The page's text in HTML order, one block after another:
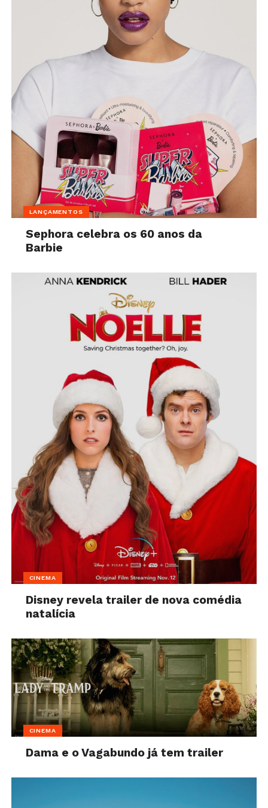
LANÇAMENTOS
Sephora celebra os 60 anos da
Barbie
CINEMA
Disney revela trailer de nova comédia
natalícia
CINEMA
Dama e o Vagabundo já tem trailer